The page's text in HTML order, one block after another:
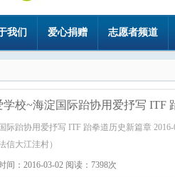
我们 爱心捐赠 志愿者频道
学校~海淀国际跆协用爱抒写 ITF
际跆协用爱抒写 ITF 跆拳道历史新篇章
信大江洼村）
间：2016-03-02 阅读：7398次